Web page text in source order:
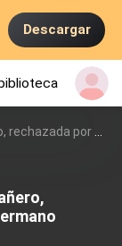
Descargar
por su hermano menor